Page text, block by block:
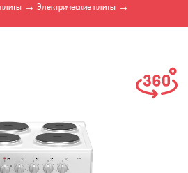
→ Электрические плиты →